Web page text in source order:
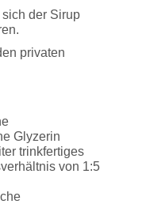
der Sirup
privaten
Glyzerin
trinkfertiges
von 1:5